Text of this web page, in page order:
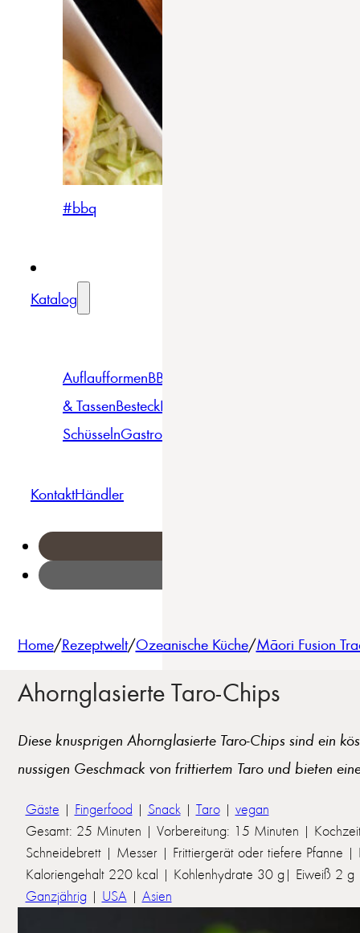
#bbq
Katalog
AuflaufformenBBQ
& TassenBesteckBowls &
SchüsselnGastro
KontaktHändler
Home/Rezeptwelt/Ozeanische Küche/Māori Fusion
Ahornglasierte Taro-Chips
Diese knusprigen Ahornglasierte Taro-Chips sind ein
nussigen Geschmack von frittiertem Taro und bieten
Gäste | Fingerfood | Snack| Taro| vegan
Gesamt: 25 Minuten | Vorbereitung: 15 Minuten |
Schneidebrett | Messer | Frittiergerät oder tiefere Pfanne |
Kaloriengehalt 220 kcal | Kohlenhydrate 30 g| Eiweiß 2
Ganzjährig | USA | Asien